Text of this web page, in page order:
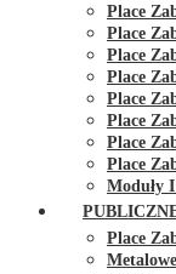
Place
Place
Place
Place
Place
Place
Place
Place
Moduły
Place